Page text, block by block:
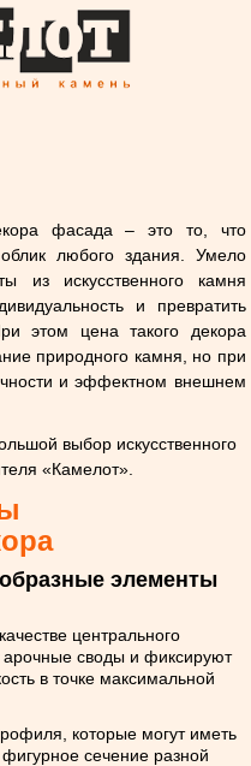
фасада – это то, что
любого здания. Умело
из искусственного камня
и превратить
этом цена такого декора
природного камня, но при
и эффектном внешнем
выбор искусственного
«Камелот».
элементы
центрального
своды и фиксируют
в точке максимальной
которые могут иметь
сечение разной